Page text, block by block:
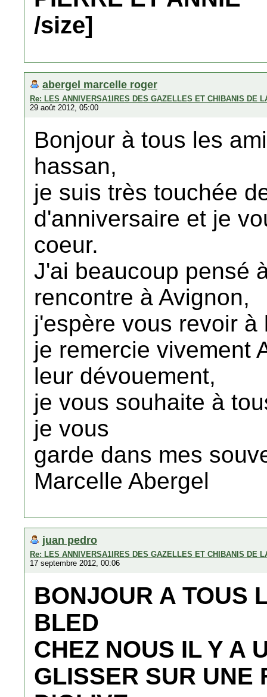
/size]
abergel marcelle roger
Re: LES ANNIVERSA1IRES DES GAZELLES ET CHIBANIS DE
29 août 2012, 05:00
Bonjour à tous les
hassan,
je suis très touchée
d'anniversaire et je
coeur.
J'ai beaucoup pensé
rencontre à Avignon,
j'espère vous revoir à
je remercie vivement
leur dévouement,
je vous souhaite à
je vous
garde dans mes
Marcelle Abergel
juan pedro
Re: LES ANNIVERSA1IRES DES GAZELLES ET CHIBANIS DE
17 septembre 2012, 00:06
BONJOUR A TOUS
BLED
CHEZ NOUS IL Y A
GLISSER SUR UNE